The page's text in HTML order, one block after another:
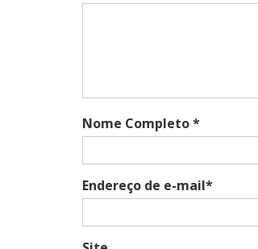
Nome Completo *
Endereço de e-mail*